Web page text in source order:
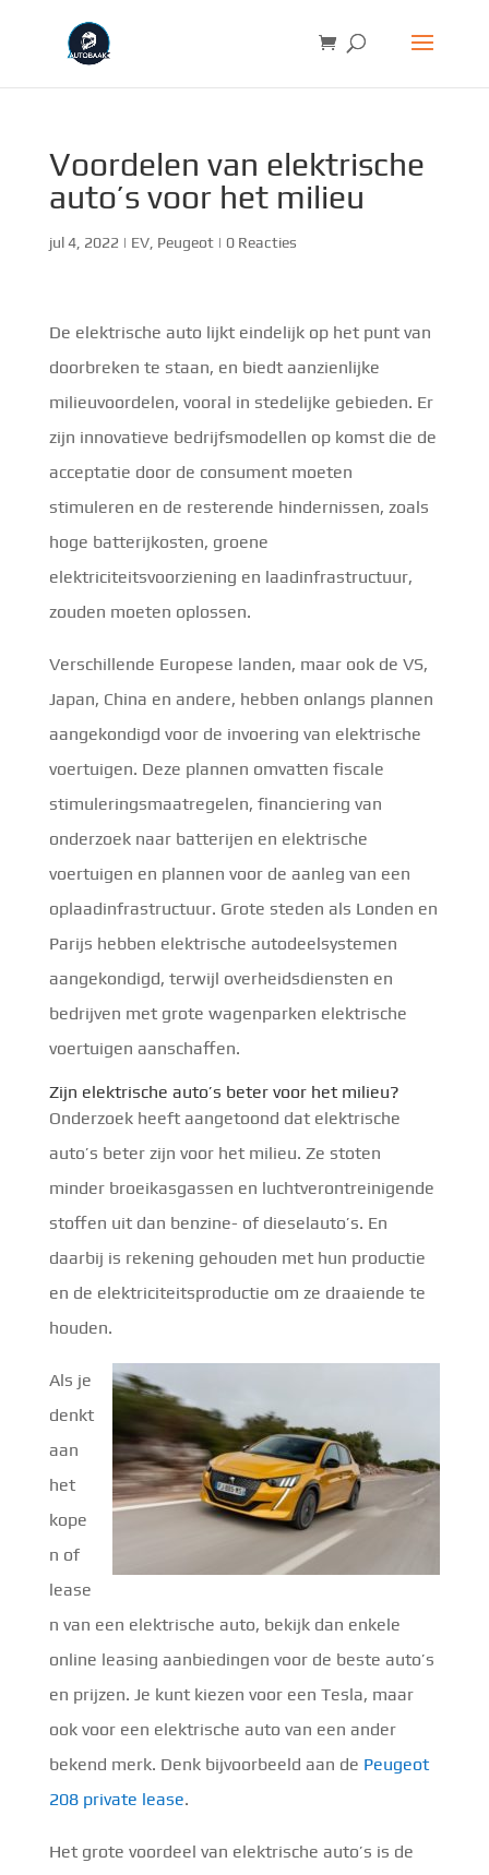
Voordelen van elektrische
auto’s voor het milieu
jul 4, 2022 | EV, Peugeot| 0 Reacties
De elektrische auto lijkt eindelijk op het punt van
doorbreken te staan, en biedt aanzienlijke
milieuvoordelen, vooral in stedelijke gebieden. Er
zijn innovatieve bedrijfsmodellen op komst die de
acceptatie door de consument moeten
stimuleren en de resterende hindernissen, zoals
hoge batterijkosten, groene
elektriciteitsvoorziening en laadinfrastructuur,
zouden moeten oplossen.
Verschillende Europese landen, maar ook de VS,
Japan, China en andere, hebben onlangs plannen
aangekondigd voor de invoering van elektrische
voertuigen. Deze plannen omvatten fiscale
stimuleringsmaatregelen, financiering van
onderzoek naar batterijen en elektrische
voertuigen en plannen voor de aanleg van een
oplaadinfrastructuur. Grote steden als Londen en
Parijs hebben elektrische autodeelsystemen
aangekondigd, terwijl overheidsdiensten en
bedrijven met grote wagenparken elektrische
voertuigen aanschaffen.
Zijn elektrische auto’s beter voor het milieu?
Onderzoek heeft aangetoond dat elektrische
auto’s beter zijn voor het milieu. Ze stoten
minder broeikasgassen en luchtverontreinigende
stoffen uit dan benzine- of dieselauto’s. En
daarbij is rekening gehouden met hun productie
en de elektriciteitsproductie om ze draaiende te
houden.
Als je
denkt
aan
het
kope
n of
lease
n van een elektrische auto, bekijk dan enkele
online leasing aanbiedingen voor de beste auto’s
en prijzen. Je kunt kiezen voor een Tesla, maar
ook voor een elektrische auto van een ander
bekend merk. Denk bijvoorbeeld aan de Peugeot
208 private lease.
Het grote voordeel van elektrische auto’s is de